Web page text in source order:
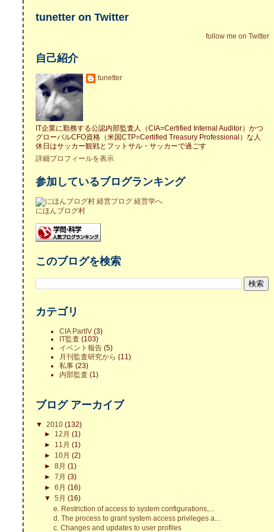
tunetter on Twitter
follow me on Twitter
自己紹介
tunetter
IT企業に勤務する公認内部監査人（CIA=Certified Internal Auditor）かつ
グローバルCFO資格（米国CTP=Certified Treasury Professional）な人
休日はサッカー観戦とフットサル・サッカーで過ごす
詳細プロフィールを表示
参加しているブログランキング
にほんブログ村
このブログを検索
カテゴリ
CIA PartIV (3)
IT監査 (103)
イベント報告 (5)
月刊監査研究から (11)
私事 (23)
内部監査 (1)
ブログ アーカイブ
▼2010(132)
► 12月(1)
► 11月(1)
► 10月(2)
►8月(1)
►7月(3)
►6月(16)
▼5月(16)
e. Restriction of access to system configurations,...
d. The process to grant system access privileges a...
c. Changes and updates to user profiles